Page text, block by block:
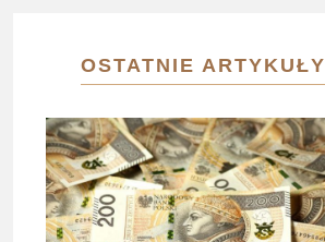
OSTATNIE ARTYKUŁY